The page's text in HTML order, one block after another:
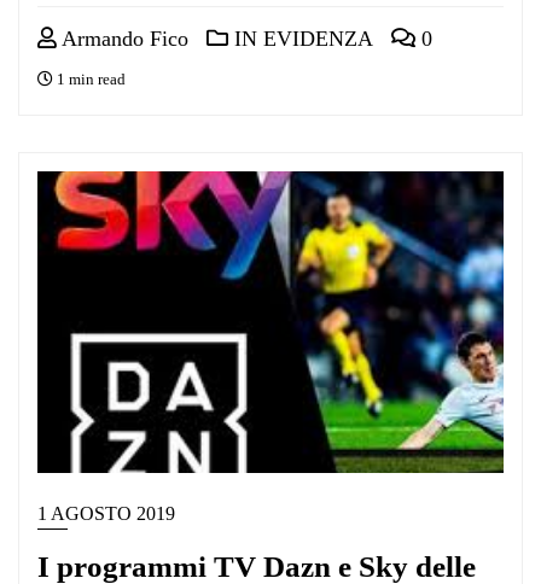
Armando Fico IN EVIDENZA 0
1 min read
1 AGOSTO 2019
I programmi TV Dazn e Sky delle